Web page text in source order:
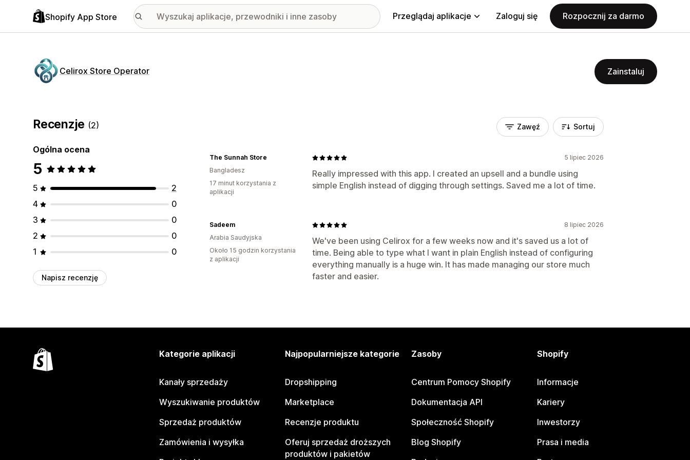
Shopify App Store Przeglądaj aplikacje Zaloguj się Rozpocznij za darmo
Celirox Store Operator Zainstaluj
Recenzje (2)
Ogólna ocena
5
5
2
4
0
3
0
2
0
1
0
Napisz recenzję
Zawęź Sortuj
5 lipiec 2026
Really impressed with this app. I created an upsell and a bundle using
simple English instead of digging through settings. Saved me a lot of time.
The Sunnah Store
Bangladesz
17 minut korzystania z
aplikacji
8 lipiec 2026
We've been using Celirox for a few weeks now and it's saved us a lot of
time. Being able to type what I want in plain English instead of configuring
everything manually is a huge win. It has made managing our store much
faster and easier.
Sadeem
Arabia Saudyjska
Około 15 godzin korzystania
z aplikacji
Kategorie aplikacji
Kanały sprzedaży
Wyszukiwanie produktów
Sprzedaż produktów
Zamówienia i wysyłka
Najpopularniejsze kategorie
Dropshipping
Marketplace
Recenzje produktu
Oferuj sprzedaż droższych
produktów i pakietów
Zasoby
Centrum Pomocy Shopify
Dokumentacja API
Społeczność Shopify
Blog Shopify
Shopify
Informacje
Kariery
Inwestorzy
Prasa i media